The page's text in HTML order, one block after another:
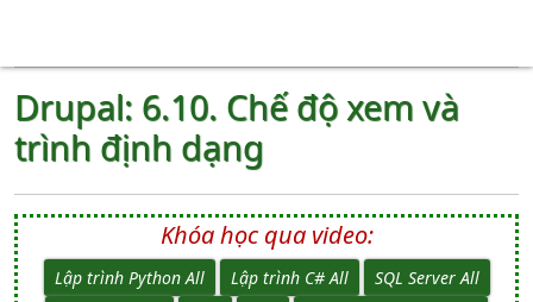
Drupal: 6.10. Chế độ xem và
trình định dạng
Khóa học qua video:
Lập trình Python All Lập trình C# All
SQL Server All